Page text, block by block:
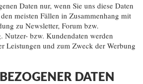
Daten nur, wenn Sie uns diese Daten
meisten Fällen in Zusammenhang mit
zu Newsletter, Forum bzw.
bzw. Kundendaten werden
Leistungen und zum Zweck der Werbung
DATEN